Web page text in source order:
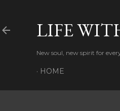
LIFE
New soul, new spirit for
HOME